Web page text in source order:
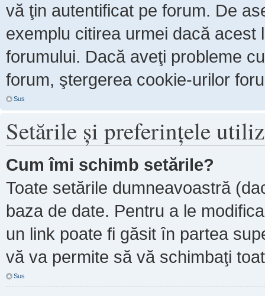
vă ţin autentificat pe forum. De
exemplu citirea urmei dacă
forumului. Dacă aveţi probleme
forum, ştergerea cookie-urilor
Sus
Setările şi preferinţele
Cum îmi schimb setările?
Toate setările dumneavoastră
baza de date. Pentru a le
un link poate fi găsit în partea
vă va permite să vă schimbaţi
Sus